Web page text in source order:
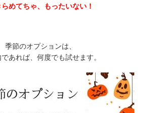
らめてちゃ、もったいない！
季節のオプションは、
あれば、何度でも試せます。